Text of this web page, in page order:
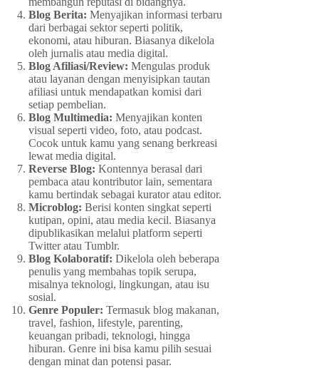
Blog Berita: Menyajikan informasi terbaru
dari berbagai sektor seperti politik,
ekonomi, atau hiburan. Biasanya dikelola
oleh jurnalis atau media digital.
Blog Afiliasi/Review: Mengulas produk
atau layanan dengan menyisipkan tautan
afiliasi untuk mendapatkan komisi dari
setiap pembelian.
Blog Multimedia: Menyajikan konten
visual seperti video, foto, atau podcast.
Cocok untuk kamu yang senang berkreasi
lewat media digital.
Reverse Blog: Kontennya berasal dari
pembaca atau kontributor lain, sementara
kamu bertindak sebagai kurator atau editor.
Microblog: Berisi konten singkat seperti
kutipan, opini, atau media kecil. Biasanya
dipublikasikan melalui platform seperti
Twitter atau Tumblr.
Blog Kolaboratif: Dikelola oleh beberapa
penulis yang membahas topik serupa,
misalnya teknologi, lingkungan, atau isu
sosial.
Genre Populer: Termasuk blog makanan,
travel, fashion, lifestyle, parenting,
keuangan pribadi, teknologi, hingga
hiburan. Genre ini bisa kamu pilih sesuai
dengan minat dan potensi pasar.